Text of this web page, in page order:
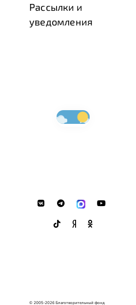
Рассылки и
уведомления
© 2005-2026 Благотворительный фонд